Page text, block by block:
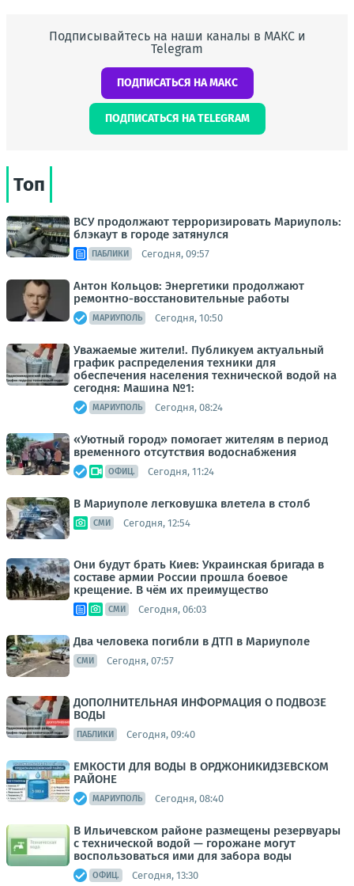
Подписывайтесь на наши каналы в МАКС и
Telegram
ПОДПИСАТЬСЯ НА МАКС
ПОДПИСАТЬСЯ НА TELEGRAM
Топ
ВСУ продолжают терроризировать Мариуполь:
блэкаут в городе затянулся
ПАБЛИКИ Сегодня, 09:57
Антон Кольцов: Энергетики продолжают
ремонтно-восстановительные работы
МАРИУПОЛЬ Сегодня, 10:50
Уважаемые жители!. Публикуем актуальный
график распределения техники для
обеспечения населения технической водой на
сегодня: Машина №1:
МАРИУПОЛЬ Сегодня, 08:24
«Уютный город» помогает жителям в период
временного отсутствия водоснабжения
ОФИЦ. Сегодня, 11:24
В Мариуполе легковушка влетела в столб
СМИ Сегодня, 12:54
Они будут брать Киев: Украинская бригада в
составе армии России прошла боевое
крещение. В чём их преимущество
СМИ Сегодня, 06:03
Два человека погибли в ДТП в Мариуполе
СМИ Сегодня, 07:57
ДОПОЛНИТЕЛЬНАЯ ИНФОРМАЦИЯ О ПОДВОЗЕ
ВОДЫ
ПАБЛИКИ Сегодня, 09:40
ЕМКОСТИ ДЛЯ ВОДЫ В ОРДЖОНИКИДЗЕВСКОМ
РАЙОНЕ
МАРИУПОЛЬ Сегодня, 08:40
В Ильичевском районе размещены резервуары
с технической водой — горожане могут
воспользоваться ими для забора воды
ОФИЦ. Сегодня, 13:30